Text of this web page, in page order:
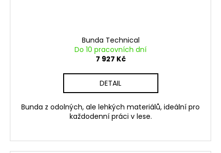
Bunda Technical
Do 10 pracovních dní
7 927 Kč
DETAIL
Bunda z odolných, ale lehkých materiálů, ideální pro
každodenní práci v lese.